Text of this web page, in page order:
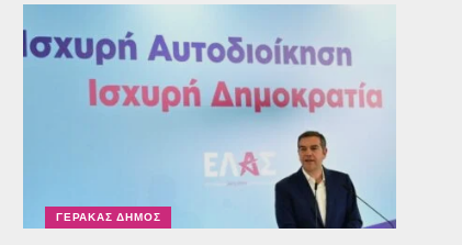
ΓΈΡΑΚΑΣ ΔΉΜΟΣ